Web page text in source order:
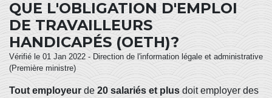
QUE L'OBLIGATION D'EMPLOI
DE TRAVAILLEURS
HANDICAPÉS (OETH)?
Vérifié le 01 Jan 2022 - Direction de l'information légale et administrative
(Première ministre)
Tout employeur de 20 salariés et plus doit employer des